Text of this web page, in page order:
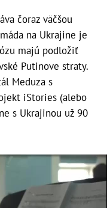
čoraz väčšou
na Ukrajine je
majú podložiť
Putinove straty.
Meduza s
iStories (alebo
s Ukrajinou už 90